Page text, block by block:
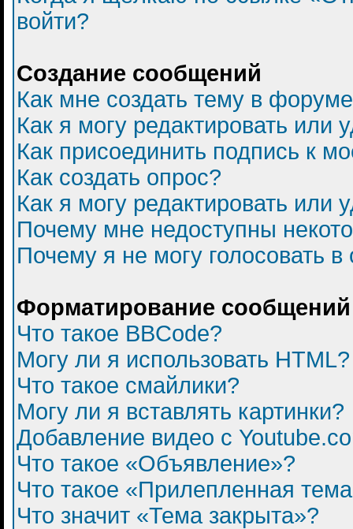
войти?
Создание сообщений
Как мне создать тему в
Как я могу редактировать или
Как присоединить подпись к
Как создать опрос?
Как я могу редактировать или
Почему мне недоступны
Почему я не могу голосовать в
Форматирование
Что такое BBCode?
Могу ли я использовать HTML?
Что такое смайлики?
Могу ли я вставлять картинки?
Добавление видео с
Что такое «Объявление»?
Что такое «Прилепленная
Что значит «Тема закрыта»?